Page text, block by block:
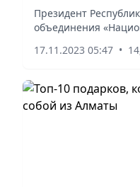
распродажам
Президент
объединения
журналистов на
17.11.2023 05:47 •